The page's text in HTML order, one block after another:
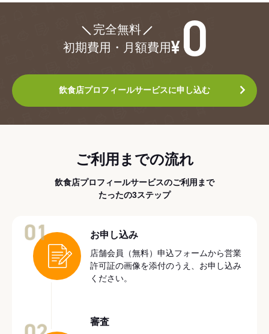
完全無料
初期費用・月額費用
飲食店プロフィールサービスに申し込む
ご利用までの流れ
飲食店プロフィールサービスのご利用まで
たったの3ステップ
お申し込み
店舗会員（無料）申込フォームから営業
許可証の画像を添付のうえ、お申し込み
ください。
審査